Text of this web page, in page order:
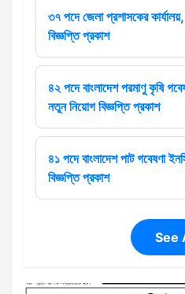
৩৭ পদে জেলা প্রশাসকের
বিজ্ঞপ্তি প্রকাশ
৪২ পদে বাংলাদেশ পরমাণু কৃষি
নতুন নিয়োগ বিজ্ঞপ্তি প্রকাশ
৪১ পদে বাংলাদেশ পাট গবেষণা
বিজ্ঞপ্তি প্রকাশ
See